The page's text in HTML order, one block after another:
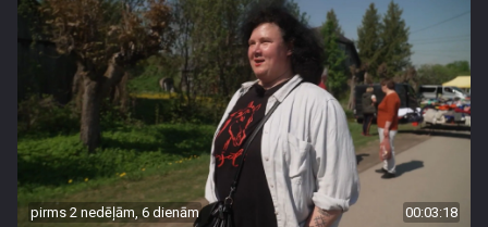
pirms 2 nedēļām, 6 dienām 00:03:18